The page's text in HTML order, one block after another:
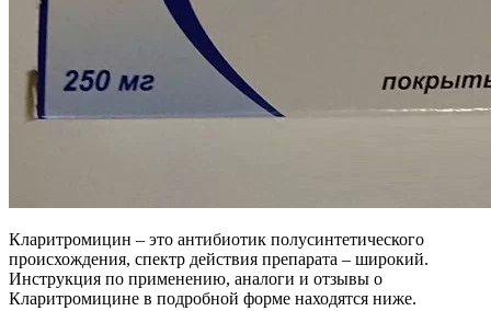
Кларитромицин – это антибиотик полусинтетического
происхождения, спектр действия препарата – широкий.
Инструкция по применению, аналоги и отзывы о
Кларитромицине в подробной форме находятся ниже.